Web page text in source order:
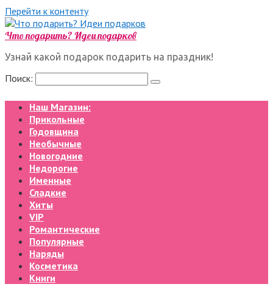
Перейти к контенту
Что подарить? Идеи подарков
Узнай какой подарок подарить на праздник!
Поиск:
Наш Магазин:
Прикольные
Годовщина
Необычные
Новогодние
Недорогие
Именные
Сладкие
Хиты
VIP
Романтические
Популярные
Наряды
Косметика
Книги